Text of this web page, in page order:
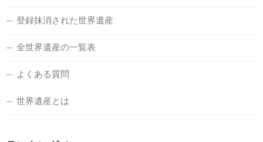
登録抹消された世界遺産
全世界遺産の一覧表
よくある質問
世界遺産とは